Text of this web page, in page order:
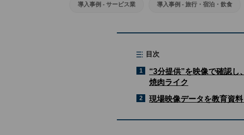
導入事例 - サービス業 導入事例 - 旅行・宿泊・飲食
目次
1
“3分提供”を映像で確認し
焼肉ライク
2 現場映像データを教育資